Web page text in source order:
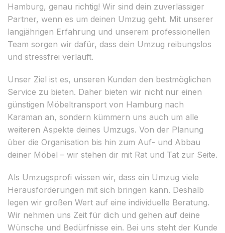
Hamburg, genau richtig! Wir sind dein zuverlässiger
Partner, wenn es um deinen Umzug geht. Mit unserer
langjährigen Erfahrung und unserem professionellen
Team sorgen wir dafür, dass dein Umzug reibungslos
und stressfrei verläuft.
Unser Ziel ist es, unseren Kunden den bestmöglichen
Service zu bieten. Daher bieten wir nicht nur einen
günstigen Möbeltransport von Hamburg nach
Karaman an, sondern kümmern uns auch um alle
weiteren Aspekte deines Umzugs. Von der Planung
über die Organisation bis hin zum Auf- und Abbau
deiner Möbel – wir stehen dir mit Rat und Tat zur Seite.
Als Umzugsprofi wissen wir, dass ein Umzug viele
Herausforderungen mit sich bringen kann. Deshalb
legen wir großen Wert auf eine individuelle Beratung.
Wir nehmen uns Zeit für dich und gehen auf deine
Wünsche und Bedürfnisse ein. Bei uns steht der Kunde